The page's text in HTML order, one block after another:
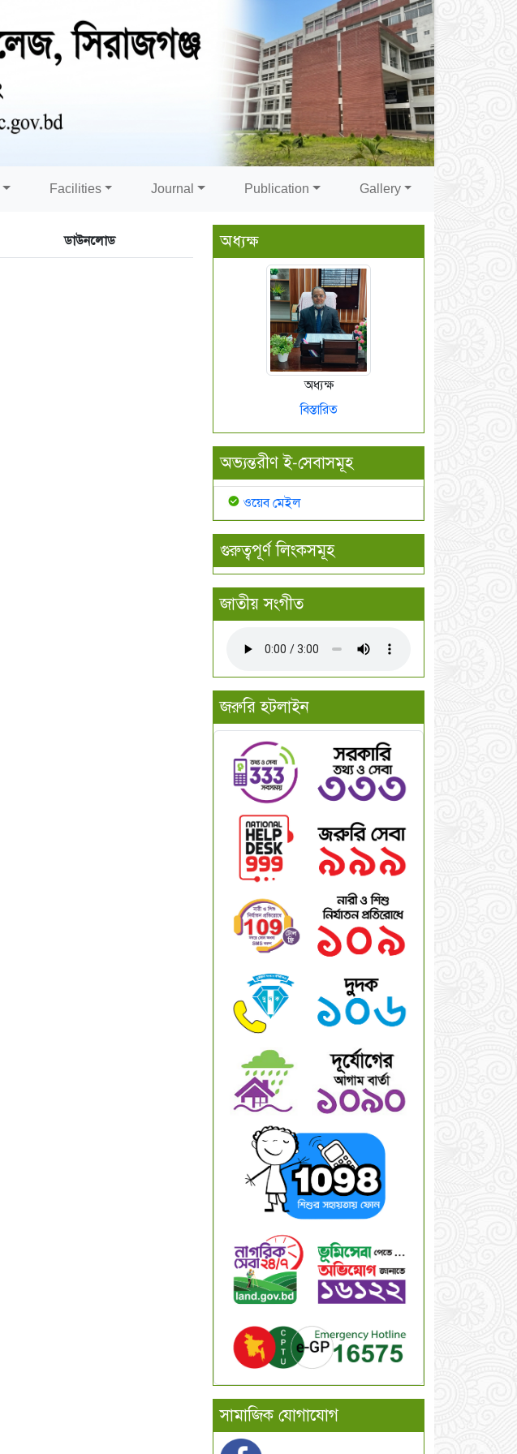
Facilities Journal Publication Gallery
ডাউনলোড অধ্যক্ষ
অধ্যক্ষ
বিস্তারিত
অভ্যন্তরীণ ই-সেবাসমূহ
ওয়েব মেইল
গুরুত্বপূর্ণ লিংকসমূহ
জাতীয় সংগীত
জরুরি হটলাইন
সামাজিক যোগাযোগ